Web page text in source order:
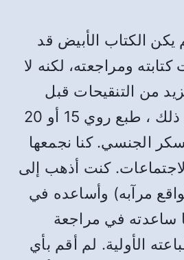
الكتاب الأبيض قد
ومراجعته، لكنه لا
من التنقيحات قبل
، طبع روي أو
الجنسي.كنا نجمعها
.كنت أذهب إلى
مرآبه) وأساعده في
ساعدته في مراجعة
الأولية. لم أقم بأي